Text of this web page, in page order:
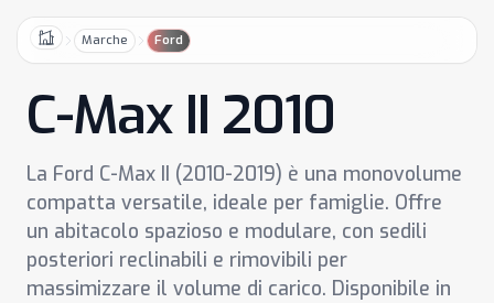
HomeMarche Ford
C-Max II 2010
La Ford C-Max II (2010-2019) è una monovolume
compatta versatile, ideale per famiglie. Offre
un abitacolo spazioso e modulare, con sedili
posteriori reclinabili e rimovibili per
massimizzare il volume di carico. Disponibile in